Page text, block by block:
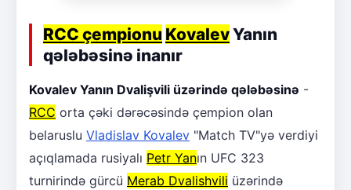
RCC çempionu KovalevYanın
qələbəsinə inanır
Kovalev Yanın Dvalişvili üzərində qələbəsinə -
RCC orta çəki dərəcəsində çempion olan
belaruslu Vladislav Kovalev "Match TV"yə verdiyi
açıqlamada rusiyalı Petr Yanın UFC 323
turnirində gürcü Merab Dvalishvili üzərində